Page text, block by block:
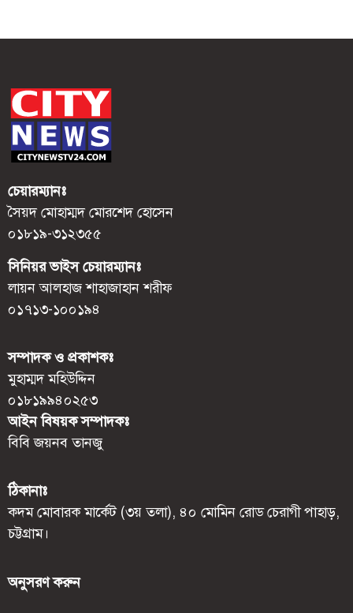
চেয়ারম্যানঃ
সৈয়দ মোহাম্মদ মোরশেদ হোসেন
০১৮১৯-৩১২৩৫৫
সিনিয়র ভাইস চেয়ারম্যানঃ
লায়ন আলহাজ শাহাজাহান শরীফ
০১৭১৩-১০০১৯৪
সম্পাদক ও প্রকাশকঃ
মুহাম্মদ মহিউদ্দিন
০১৮১৯৯৪০২৫৩
আইন বিষয়ক সম্পাদকঃ
বিবি জয়নব তানজু
ঠিকানাঃ
কদম মোবারক মার্কেট (৩য় তলা), ৪০ মোমিন রোড চেরাগী পাহাড়,
চট্টগ্রাম।
অনুসরণ করুন